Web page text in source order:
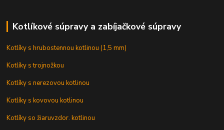
Kotlíkové súpravy a zabíjačkové súpravy
Kotlíky s hrubostennou kotlinou (1,5 mm)
Kotlíky s trojnožkou
Kotlíky s nerezovou kotlinou
Kotlíky s kovovou kotlinou
Kotlíky so žiaruvzdor. kotlinou